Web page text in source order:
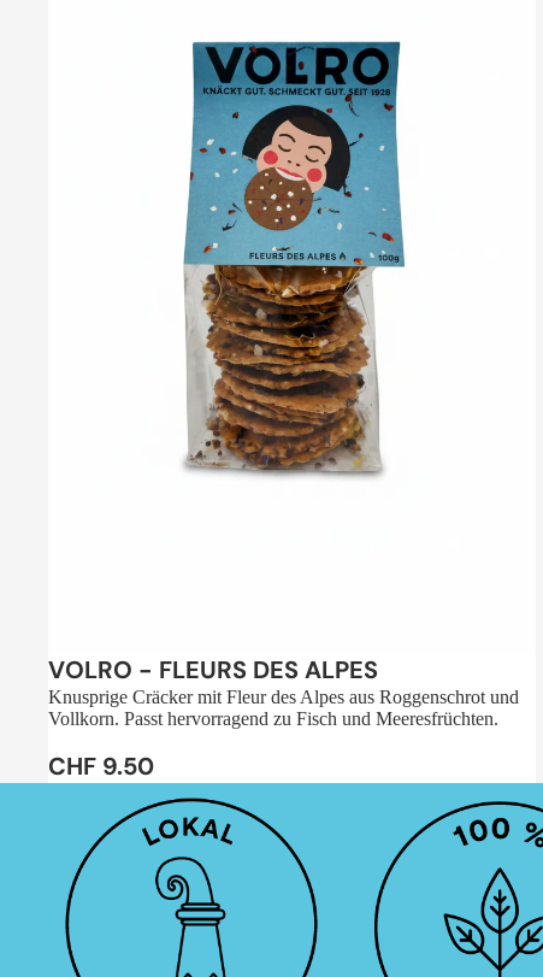
Sale
VOLRO - FLEURS DES ALPES
Knusprige Cräcker mit Fleur des Alpes aus Roggenschrot und
Vollkorn. Passt hervorragend zu Fisch und Meeresfrüchten.
CHF 9.50